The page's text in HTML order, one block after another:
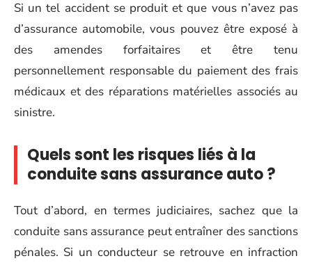
Si un tel accident se produit et que vous n’avez pas
d’assurance automobile, vous pouvez être exposé à
des amendes forfaitaires et être tenu
personnellement responsable du paiement des frais
médicaux et des réparations matérielles associés au
sinistre.
Quels sont les risques liés à la
conduite sans assurance auto ?
Tout d’abord, en termes judiciaires, sachez que la
conduite sans assurance peut entraîner des sanctions
pénales. Si un conducteur se retrouve en infraction